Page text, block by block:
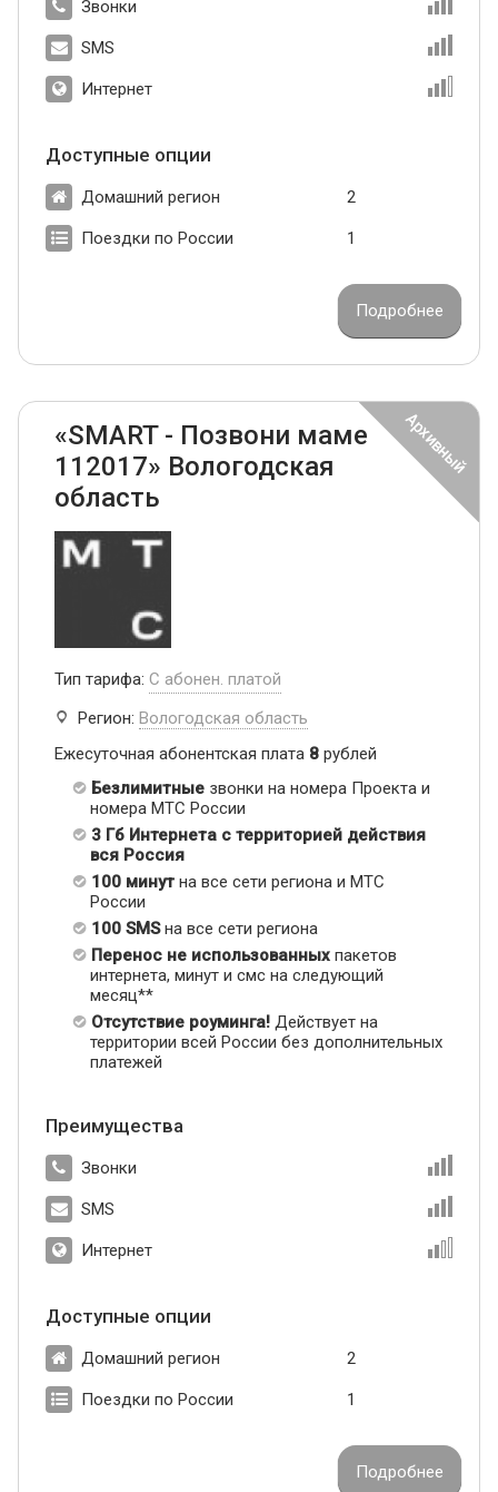
Звонки
SMS
Интернет
Доступные опции
Домашний регион 2
Поездки по России 1
Подробнее
«SMART - Позвони маме
112017» Вологодская
область
Тип тарифа: С абонен. платой
Регион: Вологодская область
Ежесуточная абонентская плата 8 рублей
Безлимитные звонки на номера Проекта и
номера МТС России
3 Гб Интернета с территорией действия
вся Россия
100 минут на все сети региона и МТС
России
100 SMSна все сети региона
Перенос не использованных пакетов
интернета, минут и смс на следующий
месяц**
Отсутствие роуминга! Действует на
территории всей России без дополнительных
платежей
Преимущества
Звонки
SMS
Интернет
Доступные опции
Домашний регион 2
Поездки по России 1
Подробнее